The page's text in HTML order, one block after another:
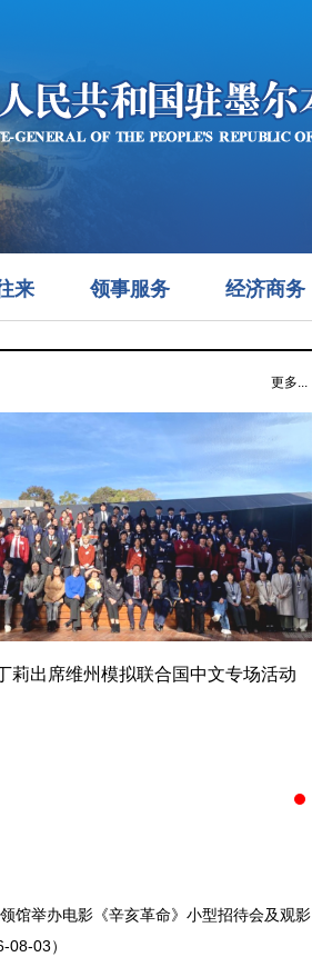
来 领事服务 经济商务
更多...
莉出席维州模拟联合国中文专场活动
馆举办电影《辛亥革命》小型招待会及观影
08-03）